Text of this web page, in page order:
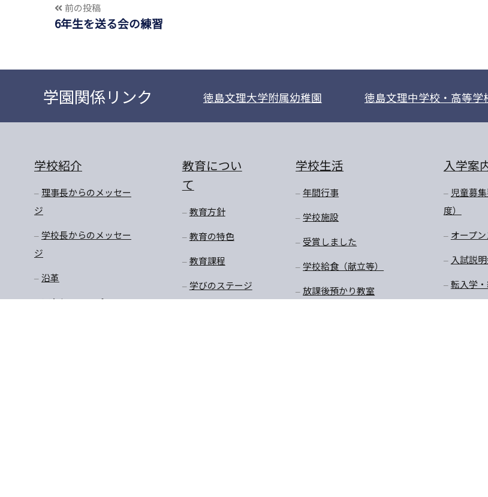
前の投稿
6年生を送る会の練習
学園関係リンク 徳島文理大学附属幼稚園 徳島文理中学校・高等学
学校紹介
理事長からのメッセー
ジ
学校長からのメッセー
ジ
沿革
アクセスマップ
教育につい
て
教育方針
教育の特色
教育課程
学びのステージ
学校生活
年間行事
学校施設
受賞しました
学校給食（献立等）
放課後預かり教室
入学案
児童募
度）
オープ
入試説
転入学